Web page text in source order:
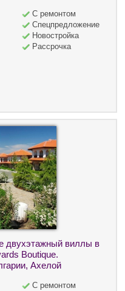
С ремонтом
Спецпредложение
Новостройка
Рассрочка
двухэтажный виллы в
Boutique.
Ахелой
С ремонтом